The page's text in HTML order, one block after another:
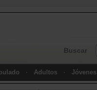
Buscar
Adultos Jóvenes